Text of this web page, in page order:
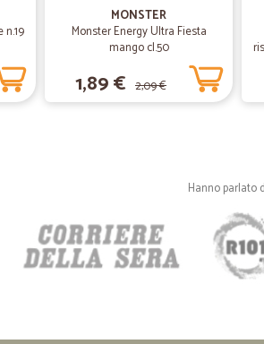
MONSTER
Monster Energy Ultra Fiesta
mango cl.50
1,89 € 2,09 €
Hanno parlato